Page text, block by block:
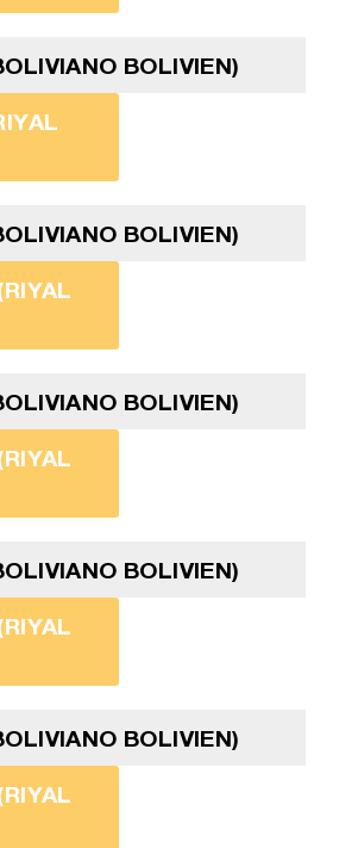
BOLIVIEN)
BOLIVIEN)
BOLIVIEN)
BOLIVIEN)
BOLIVIEN)